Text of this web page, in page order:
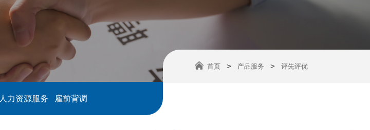
人力资源服务 雇前背调
首页 > 产品服务 > 评先评优